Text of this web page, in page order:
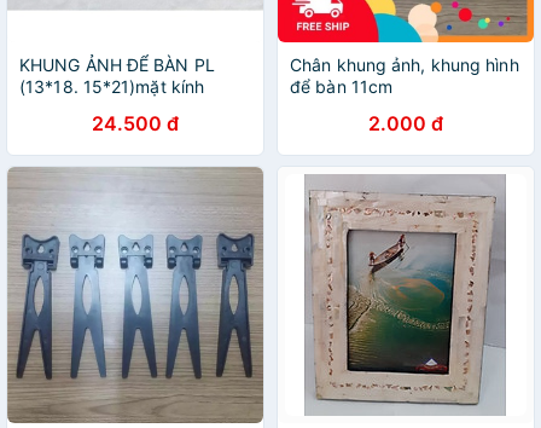
KHUNG ẢNH ĐỂ BÀN PL
(13*18. 15*21)mặt kính
24.500 đ
Chân khung ảnh, khung hình
để bàn 11cm
2.000 đ